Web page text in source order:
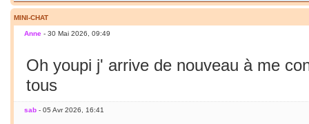
MINI-CHAT
Anne - 30 Mai 2026, 09:49
Oh youpi j' arrive de nouveau à me
tous
sab - 05 Avr 2026, 16:41